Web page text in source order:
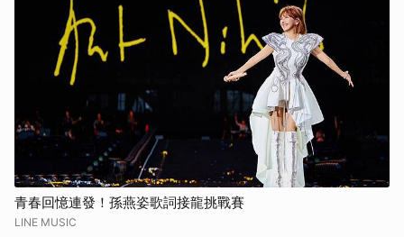
青春回憶連發！孫燕姿歌詞接龍挑戰賽
LINE MUSIC